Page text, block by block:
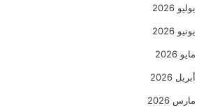
يوليو 2026
يونيو 2026
مايو 2026
أبريل 2026
مارس 2026